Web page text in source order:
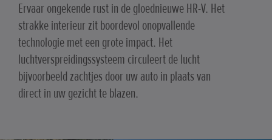
Ervaar ongekende rust in de gloednieuwe HR-V. Het
strakke interieur zit boordevol onopvallende
technologie met een grote impact. Het
luchtverspreidingssysteem circuleert de lucht
bijvoorbeeld zachtjes door uw auto in plaats van
direct in uw gezicht te blazen.